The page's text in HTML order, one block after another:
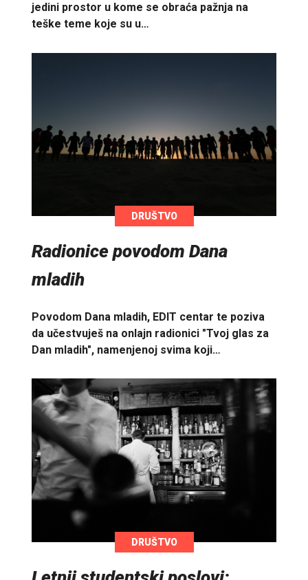
jedini prostor u kome se obraća pažnja na
teške teme koje su u…
DRUŠTVO
Radionice povodom Dana
mladih
Povodom Dana mladih, EDIT centar te poziva
da učestvuješ na onlajn radionici "Tvoj glas za
Dan mladih", namenjenoj svima koji…
DRUŠTVO